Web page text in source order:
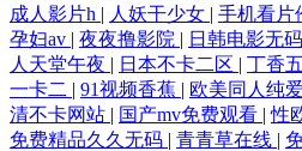
成人影片h | 人妖干少女 | 手机看片
孕妇av | 夜夜撸影院 | 日韩电影无
人天堂午夜 | 日本不卡二区 | 丁香
一卡二 | 91视频香蕉 | 欧美同人纯
清不卡网站 | 国产mv免费观看 |性
免费精品久久无码 | 青青草在线 |